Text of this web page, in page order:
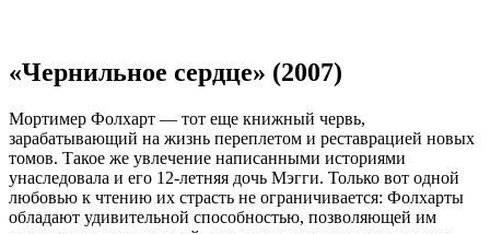
«Чернильное сердце» (2007)
Мортимер Фолхарт — тот еще книжный червь,
зарабатывающий на жизнь переплетом и реставрацией новых
томов. Такое же увлечение написанными историями
унаследовала и его 12-летняя дочь Мэгги. Только вот одной
любовью к чтению их страсть не ограничивается: Фолхарты
обладают удивительной способностью, позволяющей им